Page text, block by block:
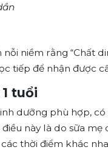
niềm rằng “Chất
tiếp để nhận được
tuổi
dưỡng phù hợp, có
này là do sữa mẹ
thời điểm khác